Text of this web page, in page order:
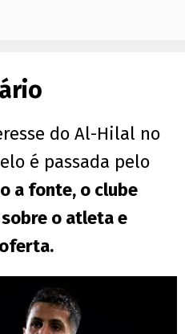
do Al-Hilal no
é passada pelo
a fonte, o clube
o atleta e